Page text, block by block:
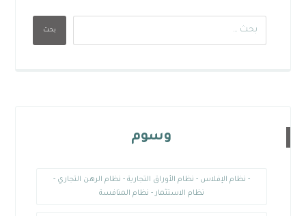
بحث
وسوم
- نظام الإفلاس - نظام الأوراق التجارية - نظام الرهن التجاري -
نظام الاستثمار - نظام المنافسة